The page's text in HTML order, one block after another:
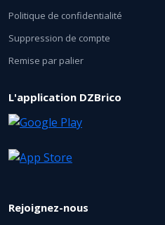
Politique de confidentialité
Suppression de compte
Remise par palier
L'application DZBrico
Rejoignez-nous